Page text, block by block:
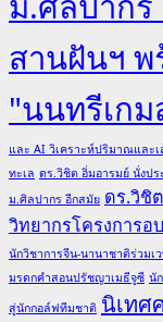
สานฝันฯ
"นนทรีเกม
และ AI วิเคราะห์ปริมาณและ
ทะเล ดร.วิชิต อิ่มอารมย์ นั่งปร
ม.ศิลปากร อีกสมัย ดร.วิชิ
วิทยากรโครงการอ
นักวิชาการจีน-นานาชาติร่วม
มรดกคำสอนปรัชญาเมธีจูซี นั
สู่นักกอล์ฟทีมชาติ นิเทศ